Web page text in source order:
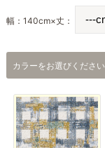
幅：140cm×丈：
カラーをお選びください